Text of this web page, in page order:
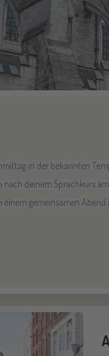
in der bekannten
nach deinem Sprachkurs
einem gemeinsamen